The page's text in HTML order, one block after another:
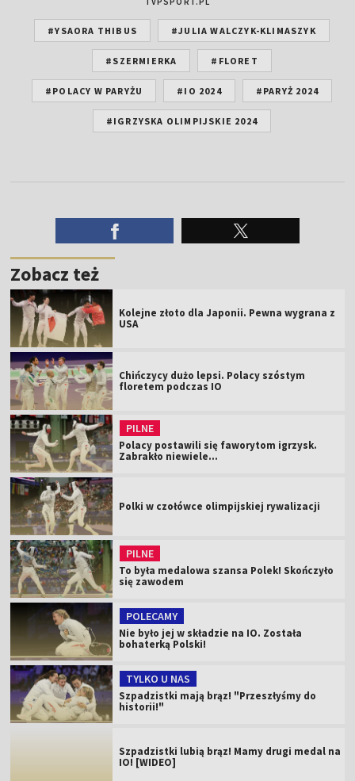
#YSAORA THIBUS #JULIA WALCZYK-KLIMASZYK
#SZERMIERKA #FLORET
#POLACY W PARYŻU #IO 2024 #PARYŻ 2024
#IGRZYSKA OLIMPIJSKIE 2024
Zobacz też
Kolejne złoto dla Japonii. Pewna wygrana z
USA
Chińczycy dużo lepsi. Polacy szóstym
floretem podczas IO
PILNE
Polacy postawili się faworytom igrzysk.
Zabrakło niewiele...
Polki w czołówce olimpijskiej rywalizacji
PILNE
To była medalowa szansa Polek! Skończyło
się zawodem
POLECAMY
Nie było jej w składzie na IO. Została
bohaterką Polski!
TYLKO U NAS
Szpadzistki mają brąz! "Przeszłyśmy do
historii!"
Szpadzistki lubią brąz! Mamy drugi medal na
IO! [WIDEO]